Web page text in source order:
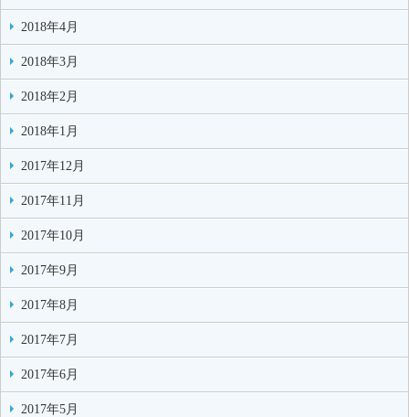
2018年4月
2018年3月
2018年2月
2018年1月
2017年12月
2017年11月
2017年10月
2017年9月
2017年8月
2017年7月
2017年6月
2017年5月